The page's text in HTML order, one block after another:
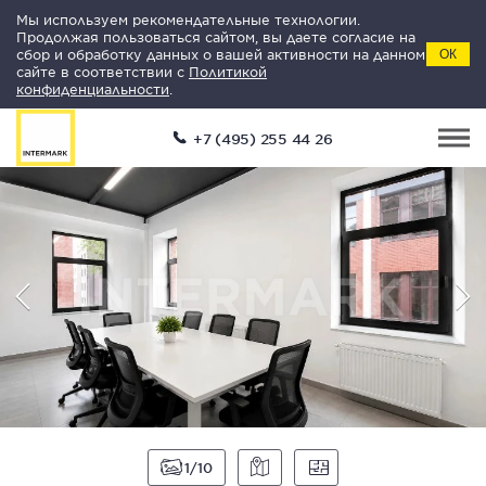
Мы используем рекомендательные технологии.
Продолжая пользоваться сайтом, вы даете согласие на
сбор и обработку данных о вашей активности на данном
сайте в соответствии с Политикой
конфиденциальности
ОК
+7 (495) 255 44 26
1 10